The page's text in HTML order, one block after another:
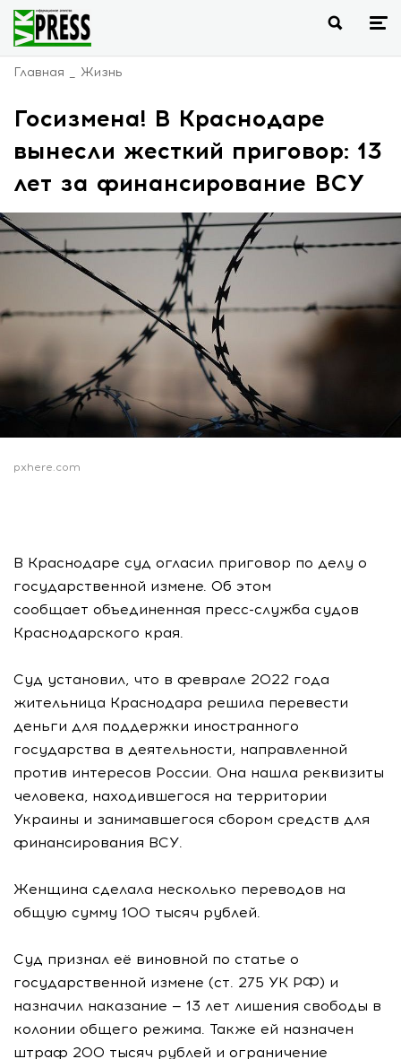
Главная Жизнь
Госизмена! В Краснодаре
вынесли жесткий приговор: 13
лет за финансирование ВСУ
pxhere.com
В Краснодаре суд огласил приговор по делу о
государственной измене. Об этом
сообщает объединенная пресс-служба судов
Краснодарского края.
Суд установил, что в феврале 2022 года
жительница Краснодара решила перевести
деньги для поддержки иностранного
государства в деятельности, направленной
против интересов России. Она нашла реквизиты
человека, находившегося на территории
Украины и занимавшегося сбором средств для
финансирования ВСУ.
Женщина сделала несколько переводов на
общую сумму 100 тысяч рублей.
Суд признал её виновной по статье о
государственной измене (ст. 275 УК РФ) и
назначил наказание — 13 лет лишения свободы в
колонии общего режима. Также ей назначен
штраф 200 тысяч рублей и ограничение